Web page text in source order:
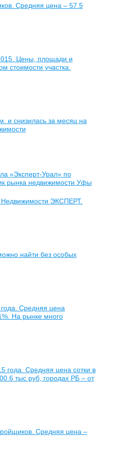
Средняя цена – 57.5
Цены, площади и
стоимости участка.
и снизилась за месяц на
«Эксперт-Урал» по
рынка недвижимости Уфы
Недвижимости ЭКСПЕРТ.
найти без особых
Средняя цена
На рынке много
года. Средняя цена сотки в
тыс руб, городах РБ – от
Средняя цена –